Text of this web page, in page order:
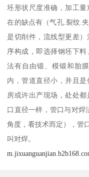
坯形状尺度准确，加工
在的缺点有（气孔.裂纹.
是切削件，流线型更差
序构成，即选择钢坯下
法有自由锻、模锻和胎
内，管道直径小，并且
房或许出产现场，处处
口直径一样，管口与对焊
角度，看技术而定），管
叫对焊。